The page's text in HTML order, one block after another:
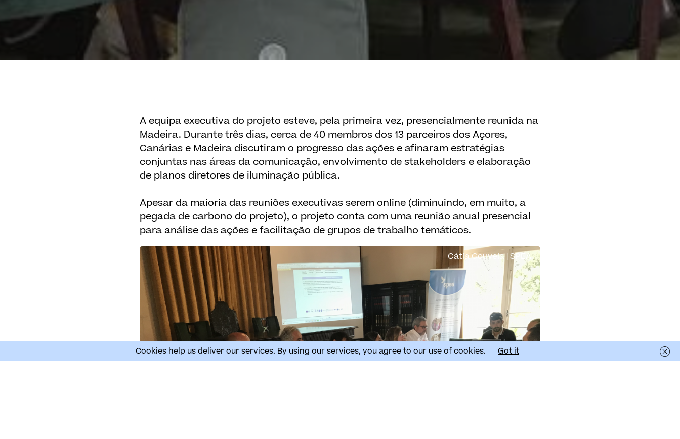
A equipa executiva do projeto esteve, pela primeira vez, presencialmente reunida na
Madeira. Durante três dias, cerca de 40 membros dos 13 parceiros dos Açores,
Canárias e Madeira discutiram o progresso das ações e afinaram estratégias
conjuntas nas áreas da comunicação, envolvimento de stakeholders e elaboração
de planos diretores de iluminação pública.
Apesar da maioria das reuniões executivas serem online (diminuindo, em muito, a
pegada de carbono do projeto), o projeto conta com uma reunião anual presencial
para análise das ações e facilitação de grupos de trabalho temáticos.
Cátia Gouveia | SPEA
Cookies help us deliver our services. By using our services, you agree to our use of cookies. Got it